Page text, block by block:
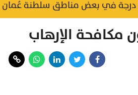
مكافحة الإرهاب